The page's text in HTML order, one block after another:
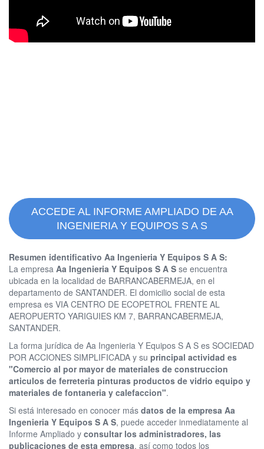
ACCEDE AL INFORME AMPLIADO DE AA
INGENIERIA Y EQUIPOS S A S
Resumen identificativo Aa Ingenieria Y Equipos S A S:
La empresa Aa Ingenieria Y Equipos S A S se encuentra
ubicada en la localidad de BARRANCABERMEJA, en el
departamento de SANTANDER. El domicilio social de esta
empresa es VIA CENTRO DE ECOPETROL FRENTE AL
AEROPUERTO YARIGUIES KM 7, BARRANCABERMEJA,
SANTANDER.
La forma jurídica de Aa Ingenieria Y Equipos S A S es SOCIEDAD
POR ACCIONES SIMPLIFICADA y su principal actividad es
"Comercio al por mayor de materiales de construccion
articulos de ferreteria pinturas productos de vidrio equipo y
materiales de fontaneria y calefaccion".
Si está interesado en conocer más datos de la empresa Aa
Ingenieria Y Equipos S A S, puede acceder inmediatamente al
Informe Ampliado y consultar los administradores, las
publicaciones de esta empresa, así como todos los